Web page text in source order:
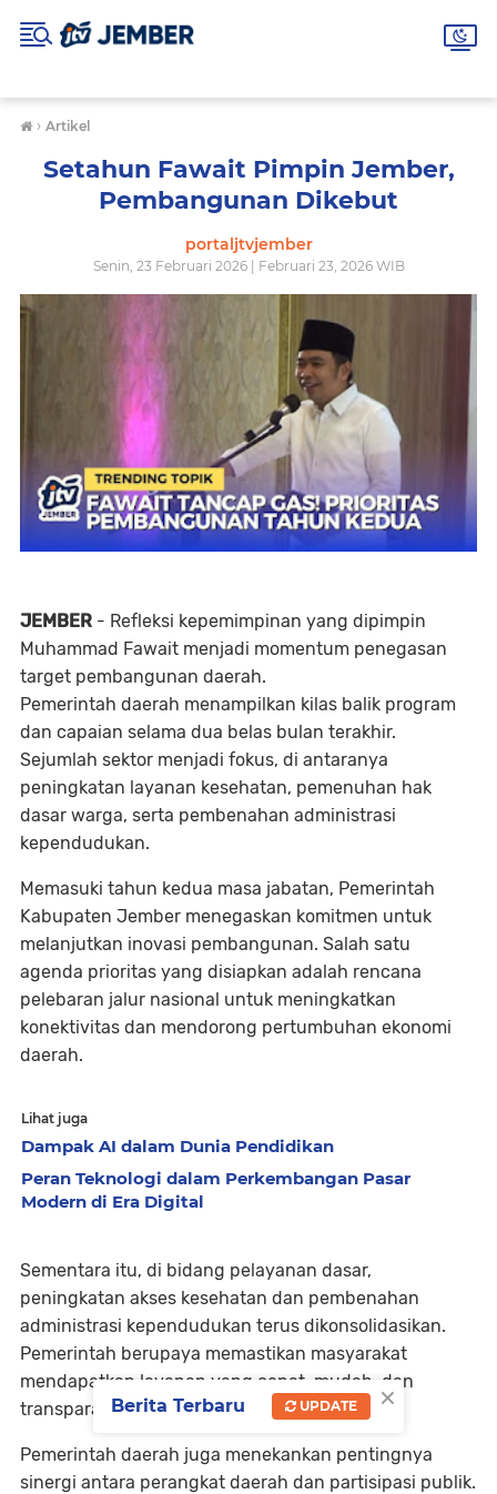
› Artikel
Setahun Fawait Pimpin Jember,
Pembangunan Dikebut
portaljtvjember
Senin, 23 Februari 2026 | Februari 23, 2026 WIB
JEMBER - Refleksi kepemimpinan yang dipimpin
Muhammad Fawait menjadi momentum penegasan
target pembangunan daerah.
Pemerintah daerah menampilkan kilas balik program
dan capaian selama dua belas bulan terakhir.
Sejumlah sektor menjadi fokus, di antaranya
peningkatan layanan kesehatan, pemenuhan hak
dasar warga, serta pembenahan administrasi
kependudukan.
Memasuki tahun kedua masa jabatan, Pemerintah
Kabupaten Jember menegaskan komitmen untuk
melanjutkan inovasi pembangunan. Salah satu
agenda prioritas yang disiapkan adalah rencana
pelebaran jalur nasional untuk meningkatkan
konektivitas dan mendorong pertumbuhan ekonomi
daerah.
Lihat juga
Dampak AI dalam Dunia Pendidikan
Peran Teknologi dalam Perkembangan Pasar
Modern di Era Digital
Sementara itu, di bidang pelayanan dasar,
peningkatan akses kesehatan dan pembenahan
administrasi kependudukan terus dikonsolidasikan.
Pemerintah berupaya memastikan masyarakat
mendapatkan layanan yang cepat, mudah, dan
transparan.
Pemerintah daerah juga menekankan pentingnya
sinergi antara perangkat daerah dan partisipasi publik.
×
Berita Terbaru UPDATE